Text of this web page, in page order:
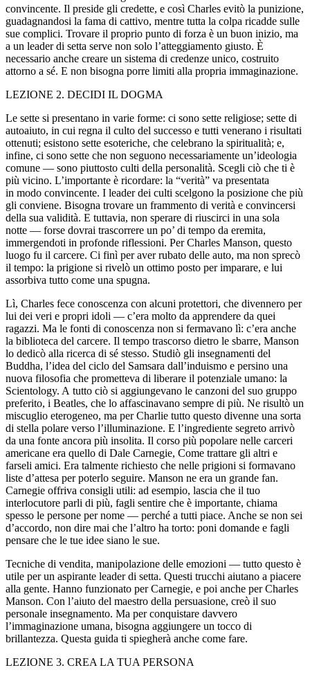
convincente. Il preside gli credette, e così Charles evitò la punizione,
guadagnandosi la fama di cattivo, mentre tutta la colpa ricadde sulle
sue complici. Trovare il proprio punto di forza è un buon inizio, ma
a un leader di setta serve non solo l’atteggiamento giusto. È
necessario anche creare un sistema di credenze unico, costruito
attorno a sé. E non bisogna porre limiti alla propria immaginazione.
LEZIONE 2. DECIDI IL DOGMA
Le sette si presentano in varie forme: ci sono sette religiose; sette di
autoaiuto, in cui regna il culto del successo e tutti venerano i risultati
ottenuti; esistono sette esoteriche, che celebrano la spiritualità; e,
infine, ci sono sette che non seguono necessariamente un’ideologia
comune — sono piuttosto culti della personalità. Scegli ciò che ti è
più vicino. L’importante è ricordare: la “verità” va presentata
in modo convincente. I leader dei culti scelgono la posizione che più
gli conviene. Bisogna trovare un frammento di verità e convincersi
della sua validità. E tuttavia, non sperare di riuscirci in una sola
notte — forse dovrai trascorrere un po’ di tempo da eremita,
immergendoti in profonde riflessioni. Per Charles Manson, questo
luogo fu il carcere. Ci finì per aver rubato delle auto, ma non sprecò
il tempo: la prigione si rivelò un ottimo posto per imparare, e lui
assorbiva tutto come una spugna.
Lì, Charles fece conoscenza con alcuni protettori, che divennero per
lui dei veri e propri idoli — c’era molto da apprendere da quei
ragazzi. Ma le fonti di conoscenza non si fermavano lì: c’era anche
la biblioteca del carcere. Il tempo trascorso dietro le sbarre, Manson
lo dedicò alla ricerca di sé stesso. Studiò gli insegnamenti del
Buddha, l’idea del ciclo del Samsara dall’induismo e persino una
nuova filosofia che prometteva di liberare il potenziale umano: la
Scientology. A tutto ciò si aggiungevano le canzoni del suo gruppo
preferito, i Beatles, che lo affascinavano sempre di più. Ne risultò un
miscuglio eterogeneo, ma per Charlie tutto questo divenne una sorta
di stella polare verso l’illuminazione. E l’ingrediente segreto arrivò
da una fonte ancora più insolita. Il corso più popolare nelle carceri
americane era quello di Dale Carnegie, Come trattare gli altri e
farseli amici. Era talmente richiesto che nelle prigioni si formavano
liste d’attesa per poterlo seguire. Manson ne era un grande fan.
Carnegie offriva consigli utili: ad esempio, lascia che il tuo
interlocutore parli di più, fagli sentire che è importante, chiama
spesso le persone per nome — perché a tutti piace. Anche se non sei
d’accordo, non dire mai che l’altro ha torto: poni domande e fagli
pensare che le tue idee siano le sue.
Tecniche di vendita, manipolazione delle emozioni — tutto questo è
utile per un aspirante leader di setta. Questi trucchi aiutano a piacere
alla gente. Hanno funzionato per Carnegie, e poi anche per Charles
Manson. Con l’aiuto del maestro della persuasione, creò il suo
personale insegnamento. Ma per conquistare davvero
l’immaginazione umana, bisogna aggiungere un tocco di
brillantezza. Questa guida ti spiegherà anche come fare.
LEZIONE 3. CREA LA TUA PERSONA